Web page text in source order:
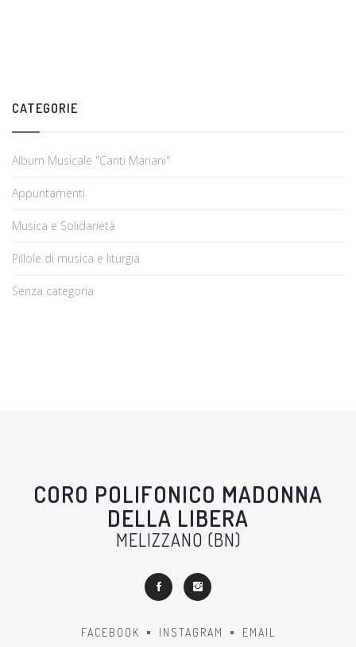
CATEGORIE
Album Musicale "Canti Mariani"
Appuntamenti
Musica e Solidarietà
Pillole di musica e liturgia
Senza categoria
CORO POLIFONICO MADONNA
DELLA LIBERA
MELIZZANO (BN)
FACEBOOK INSTAGRAM EMAIL